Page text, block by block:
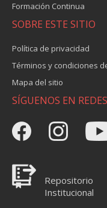
Formación Continua
SOBRE ESTE SITIO
Política de privacidad
Términos y condiciones
Mapa del sitio
SÍGUENOS EN
Repositorio
Institucional